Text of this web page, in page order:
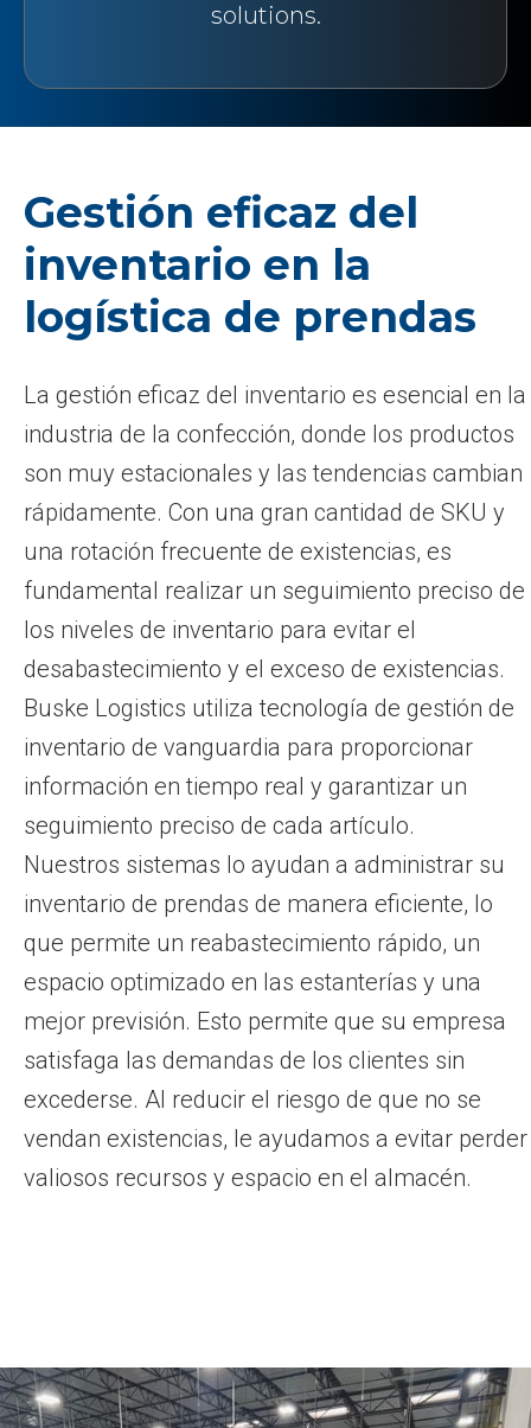
solutions.
Gestión eficaz del
inventario en la
logística de prendas
La gestión eficaz del inventario es esencial en la
industria de la confección, donde los productos
son muy estacionales y las tendencias cambian
rápidamente. Con una gran cantidad de SKU y
una rotación frecuente de existencias, es
fundamental realizar un seguimiento preciso de
los niveles de inventario para evitar el
desabastecimiento y el exceso de existencias.
Buske Logistics utiliza tecnología de gestión de
inventario de vanguardia para proporcionar
información en tiempo real y garantizar un
seguimiento preciso de cada artículo.
Nuestros sistemas lo ayudan a administrar su
inventario de prendas de manera eficiente, lo
que permite un reabastecimiento rápido, un
espacio optimizado en las estanterías y una
mejor previsión. Esto permite que su empresa
satisfaga las demandas de los clientes sin
excederse. Al reducir el riesgo de que no se
vendan existencias, le ayudamos a evitar perder
valiosos recursos y espacio en el almacén.